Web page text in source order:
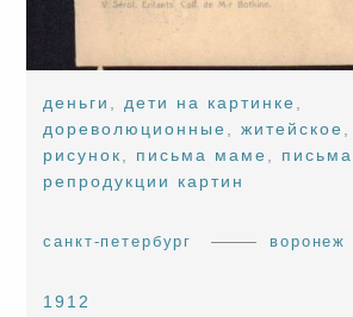
деньги дети на картинке
дореволюционные
,житейское
рисунок
письма маме
репродукции картин
санкт-петербург воронеж
1912